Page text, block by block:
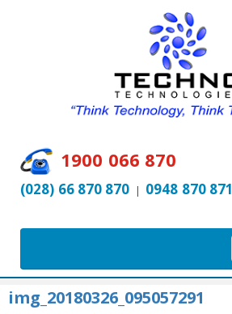
1900 066 870
(028) 66 870 870 | 0948 870 871
img_20180326_095057291